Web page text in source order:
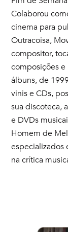
Colaborou
cinema para
Outracoisa,
compositor,
composições e
álbuns, de
vinis e CDs,
sua discoteca,
e DVDs
Homem de
especializados
na crítica